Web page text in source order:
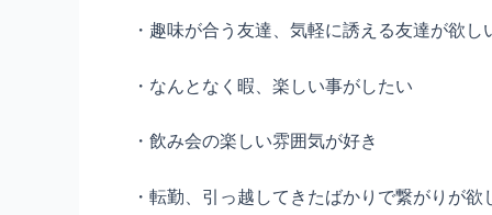
・趣味が合う友達、気軽に誘える友達が欲し
・なんとなく暇、楽しい事がしたい
・飲み会の楽しい雰囲気が好き
・転勤、引っ越してきたばかりで繋がりが欲